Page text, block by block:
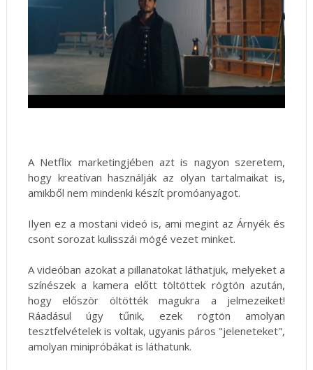
A Netflix marketingjében azt is nagyon szeretem,
hogy kreatívan használják az olyan tartalmaikat is,
amikből nem mindenki készít promóanyagot.
Ilyen ez a mostani videó is, ami megint az Árnyék és
csont sorozat kulisszái mögé vezet minket.
A videóban azokat a pillanatokat láthatjuk, melyeket a
színészek a kamera előtt töltöttek rögtön azután,
hogy először öltötték magukra a jelmezeiket!
Ráadásul úgy tűnik, ezek rögtön amolyan
tesztfelvételek is voltak, ugyanis páros "jeleneteket",
amolyan minipróbákat is láthatunk.